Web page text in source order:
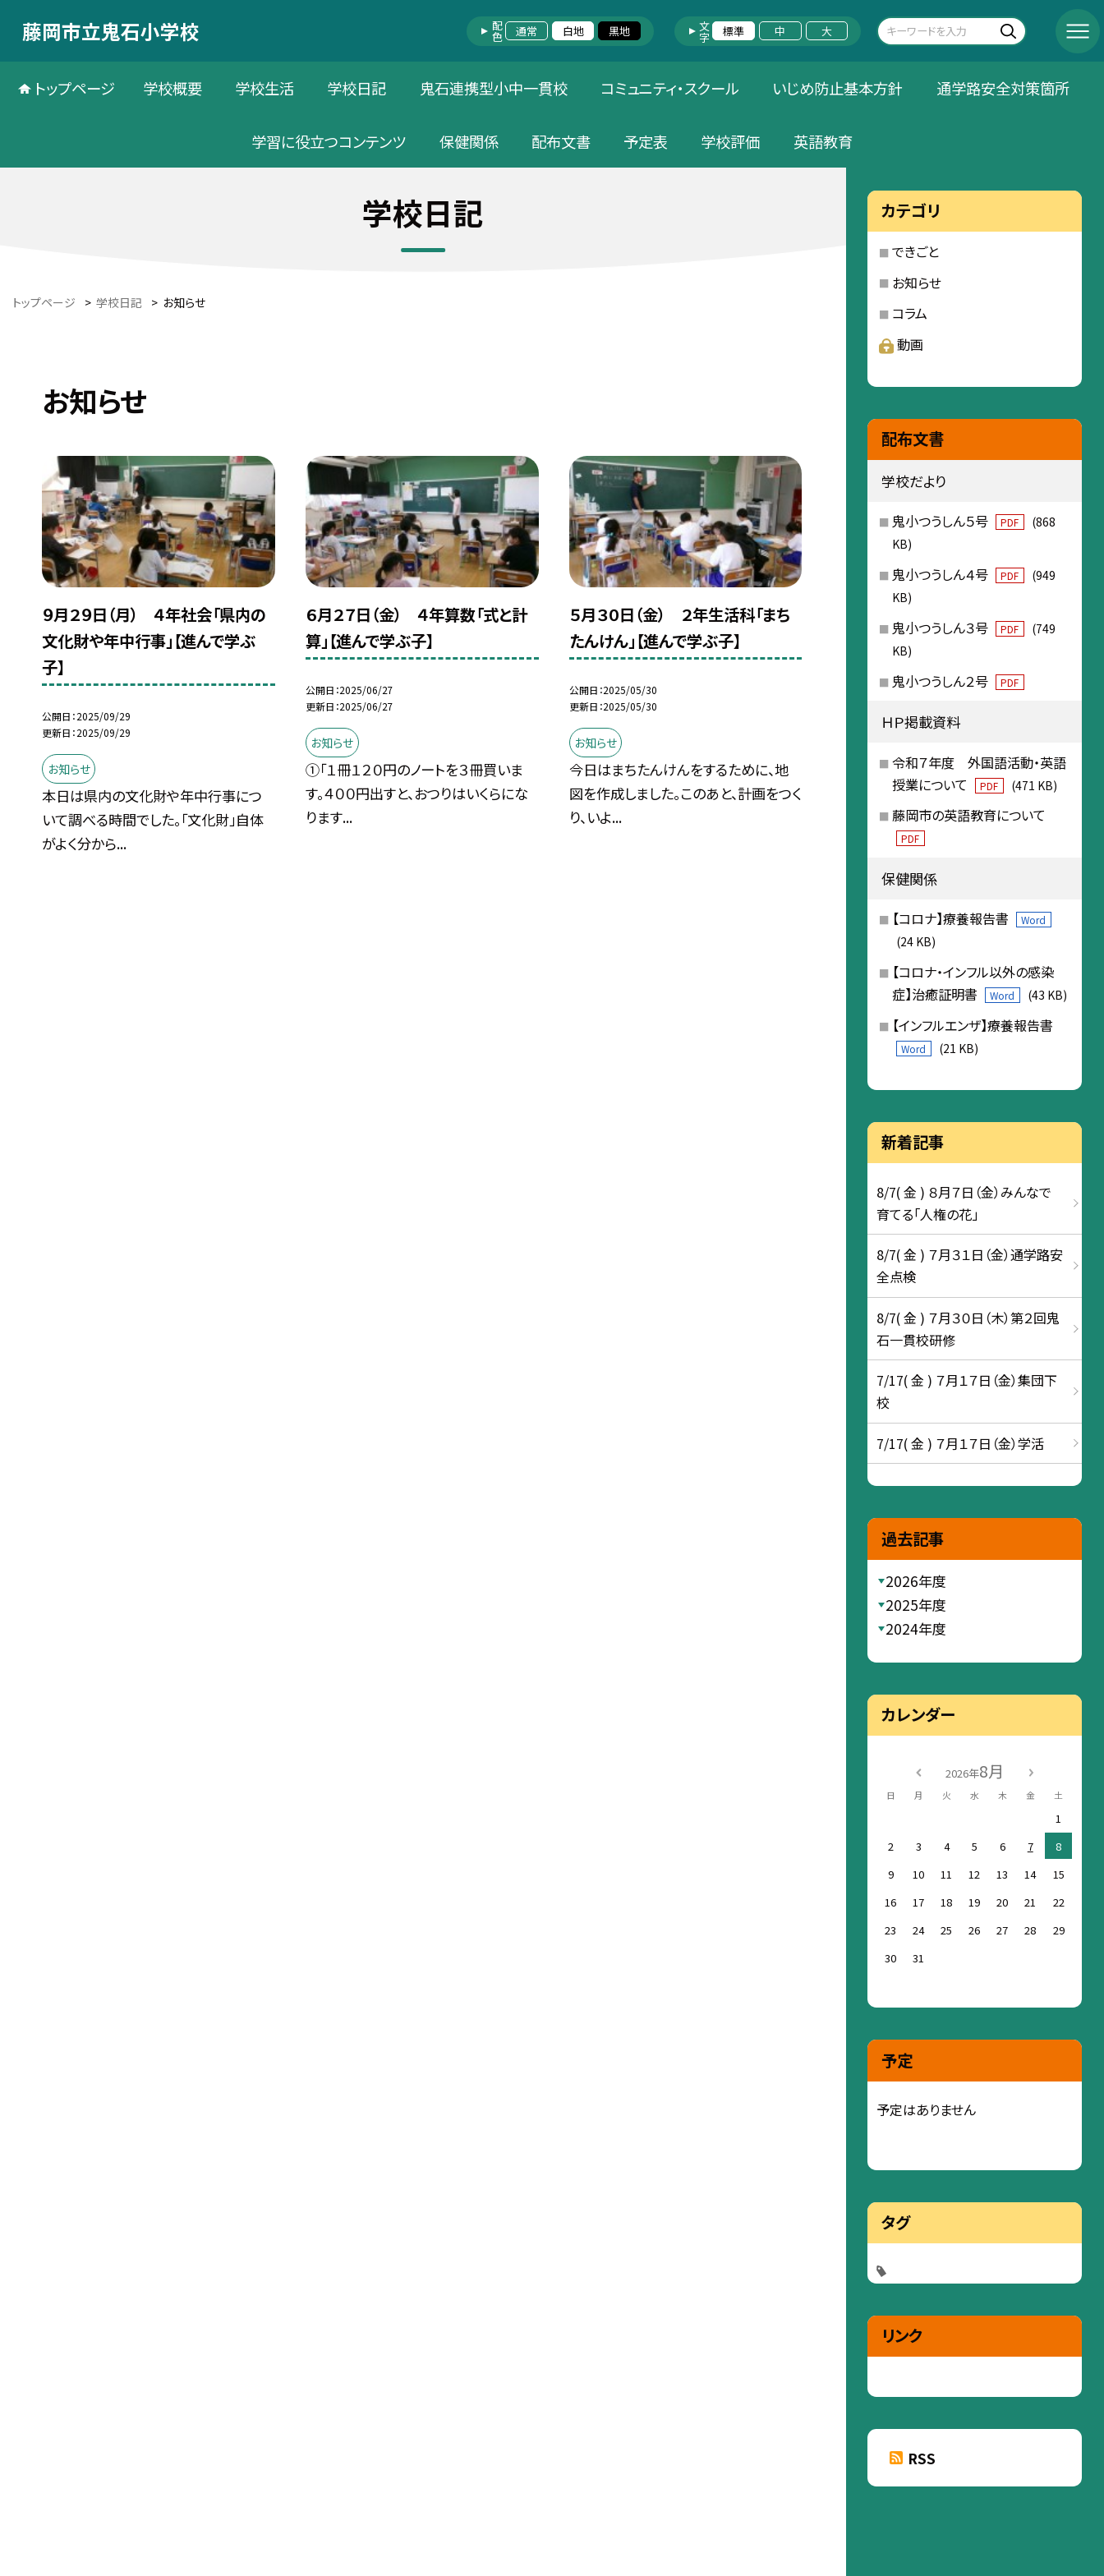
藤岡市立鬼石小学校 配色 通常 白地 黒地 文字 標準 中 大
トップページ 学校概要 学校生活 学校日記 鬼石連携型小中一貫校 コミュニティ・スクール いじめ防止基本方針 通学路安全対策箇所
学習に役立つコンテンツ 保健関係 配布文書 予定表 学校評価 英語教育
学校日記
トップページ > 学校日記 > お知らせ
お知らせ
９月２９日（月） ４年社会「県内の
文化財や年中行事」【進んで学ぶ
子】
公開日 2025/09/29
更新日 2025/09/29
お知らせ
本日は県内の文化財や年中行事につ
いて調べる時間でした。「文化財」自体
がよく分から...
６月２７日（金） ４年算数「式と計
算」【進んで学ぶ子】
公開日 2025/06/27
更新日 2025/06/27
お知らせ
①「１冊１２０円のノートを３冊買いま
す。４００円出すと、おつりはいくらにな
ります...
５月３０日（金） ２年生活科「まち
たんけん」【進んで学ぶ子】
公開日 2025/05/30
更新日 2025/05/30
お知らせ
今日はまちたんけんをするために、地
図を作成しました。このあと、計画をつく
り、いよ...
カテゴリ
できごと
お知らせ
コラム
動画
配布文書
学校だより
鬼小つうしん５号 PDF
(868
KB)
鬼小つうしん４号 PDF
(949
KB)
鬼小つうしん３号 PDF
(749
KB)
鬼小つうしん２号 PDF
ＨＰ掲載資料
令和７年度 外国語活動・英語
授業について
PDF (471 KB)
藤岡市の英語教育について
PDF
保健関係
【コロナ】療養報告書 Word
(24 KB)
【コロナ・インフル以外の感染
症】治癒証明書
Word (43 KB)
【インフルエンザ】療養報告書
Word (21 KB)
新着記事
8/7( 金 ) ８月７日（金）みんなで
育てる「人権の花」
8/7( 金 ) ７月３１日（金）通学路安
全点検
8/7( 金 ) ７月３０日（木）第２回鬼
石一貫校研修
7/17( 金 ) ７月１７日（金）集団下
校
7/17( 金 ) ７月１７日（金）学活
過去記事
2026年度
2025年度
2024年度
カレンダー
2026年8月
日 月 火 水 木 金 土
1
2
3 4 5 6 7
8
9
10 11 12 13 14
15
16
17 18 19 20 21
22
23
24 25 26 27 28
29
30
31
予定
予定はありません
タグ
リンク
RSS